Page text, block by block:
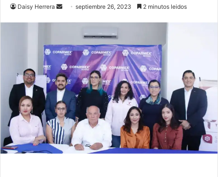
Daisy Herrera
a
n
e
m
a
i
l
septiembre 26, 2023 2 minutos leidos